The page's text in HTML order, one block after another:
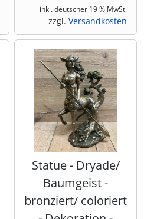
inkl. deutscher 19 % MwSt.
zzgl. Versandkosten
Statue - Dryade/
Baumgeist -
bronziert/ coloriert